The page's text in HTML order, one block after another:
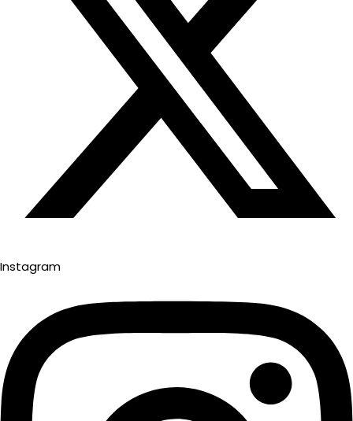
Instagram